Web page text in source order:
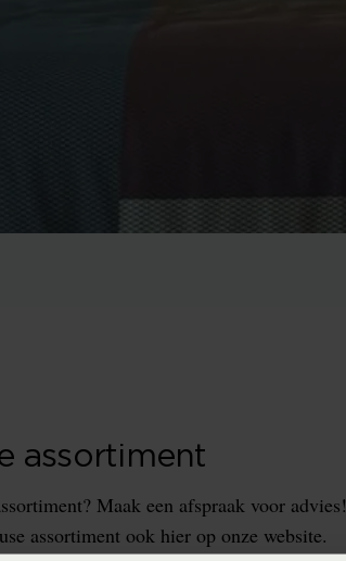
assortiment
Maak een afspraak voor advies!
assortiment ook hier op onze website.